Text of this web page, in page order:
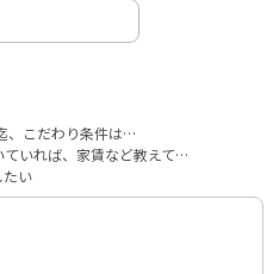
、こだわり条件は…
ていれば、家賃など教えて…
たい